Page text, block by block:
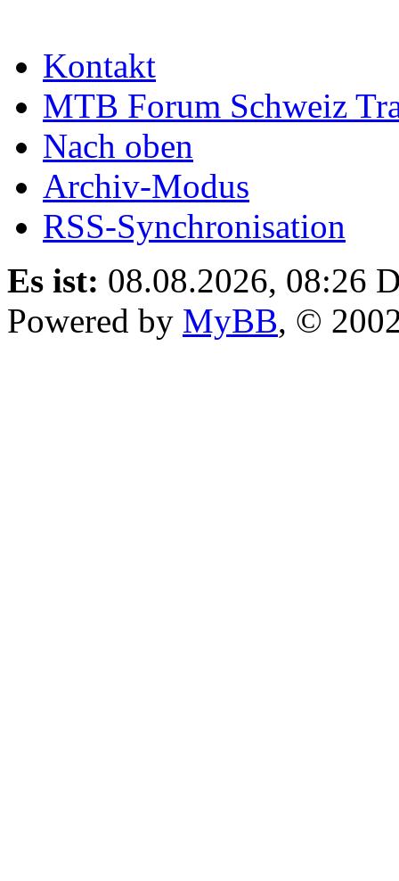
Kontakt
MTB Forum Schweiz
Nach oben
Archiv-Modus
RSS-Synchronisation
Es ist: 08.08.2026, 08:26
Powered by MyBB, ©